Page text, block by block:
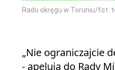
Radu okręgu w Toruniu/fot.
„Nie ograniczajcie
- apelują do Rady